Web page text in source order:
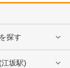
探す
坂駅)